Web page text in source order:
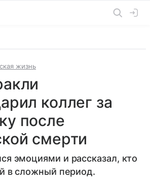
жизнь
коллег за
после
смерти
эмоциями и рассказал, кто
в сложный период.